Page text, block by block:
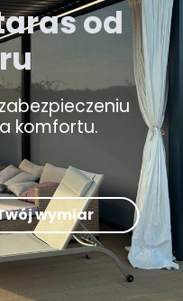
od
komfortu.
wymiar